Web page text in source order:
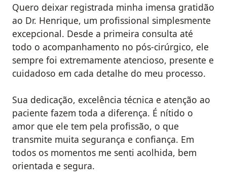
Quero deixar registrada minha imensa gratidão
ao Dr. Henrique, um profissional simplesmente
excepcional. Desde a primeira consulta até
todo o acompanhamento no pós-cirúrgico, ele
sempre foi extremamente atencioso, presente e
cuidadoso em cada detalhe do meu processo.
Sua dedicação, excelência técnica e atenção ao
paciente fazem toda a diferença. É nítido o
amor que ele tem pela profissão, o que
transmite muita segurança e confiança. Em
todos os momentos me senti acolhida, bem
orientada e segura.